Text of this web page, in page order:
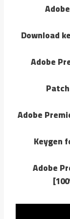
Download
Adobe
Adobe
Keygen
Adobe